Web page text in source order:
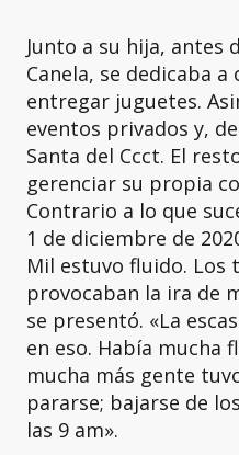
Junto a su hija, antes
Canela, se dedicaba a
entregar juguetes.
eventos privados y,
Santa del Ccct. El
gerenciar su propia
Contrario a lo que
1 de diciembre de
Mil estuvo fluido. Los
provocaban la ira de
se presentó. «La
en eso. Había mucha
mucha más gente
pararse; bajarse de
las 9 am».